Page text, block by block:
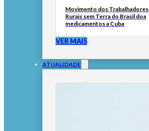
Movimento dos Trabalhadores
Rurais sem Terra do Brasil doa
medicamentos a Cuba
VER MAIS
ATUALIDADE